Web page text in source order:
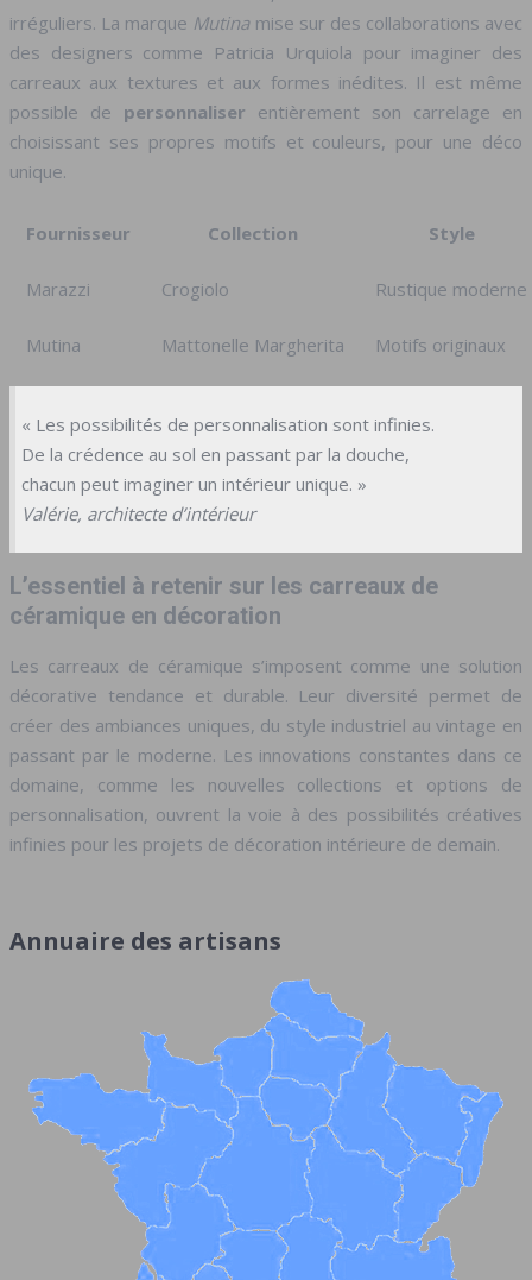
irréguliers. La marque Mutinamise sur des collaborations avec
des designers comme Patricia Urquiola pour imaginer des
carreaux aux textures et aux formes inédites. Il est même
possible de personnaliser entièrement son carrelage en
choisissant ses propres motifs et couleurs, pour une déco
unique.
Fournisseur Collection Style
Marazzi Crogiolo Rustique moderne
Mutina Mattonelle Margherita Motifs originaux
« Les possibilités de personnalisation sont infinies.
De la crédence au sol en passant par la douche,
chacun peut imaginer un intérieur unique. »
Valérie, architecte d’intérieur
L’essentiel à retenir sur les carreaux de
céramique en décoration
Les carreaux de céramique s’imposent comme une solution
décorative tendance et durable. Leur diversité permet de
créer des ambiances uniques, du style industriel au vintage en
passant par le moderne. Les innovations constantes dans ce
domaine, comme les nouvelles collections et options de
personnalisation, ouvrent la voie à des possibilités créatives
infinies pour les projets de décoration intérieure de demain.
Annuaire des artisans